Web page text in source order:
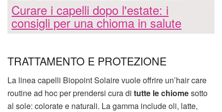
Curare i capelli dopo l'estate: i
consigli per una chioma in salute
TRATTAMENTO E PROTEZIONE
La linea capelli Biopoint Solaire vuole offrire un’hair care
routine ad hoc per prendersi cura di tutte le chiomesotto
al sole: colorate e naturali. La gamma include oli, latte,